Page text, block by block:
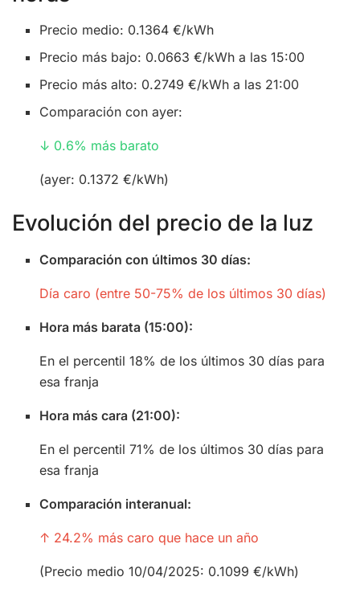
Precio medio: 0.1364 €/kWh
Precio más bajo: 0.0663 €/kWh a las 15:00
Precio más alto: 0.2749 €/kWh a las 21:00
Comparación con ayer:
↓ 0.6% más barato
(ayer: 0.1372 €/kWh)
Evolución del precio de la luz
Comparación con últimos 30 días:
Día caro (entre 50-75% de los últimos 30 días)
Hora más barata (15:00):
En el percentil 18% de los últimos 30 días para
esa franja
Hora más cara (21:00):
En el percentil 71% de los últimos 30 días para
esa franja
Comparación interanual:
↑ 24.2% más caro que hace un año
(Precio medio 10/04/2025: 0.1099 €/kWh)